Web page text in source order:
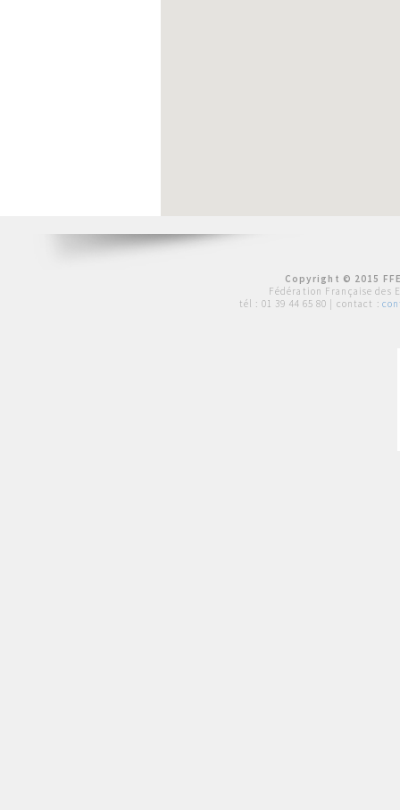
Copyright © 2015
Fédération Française des
tél : 01 39 44 65 80 | contact :